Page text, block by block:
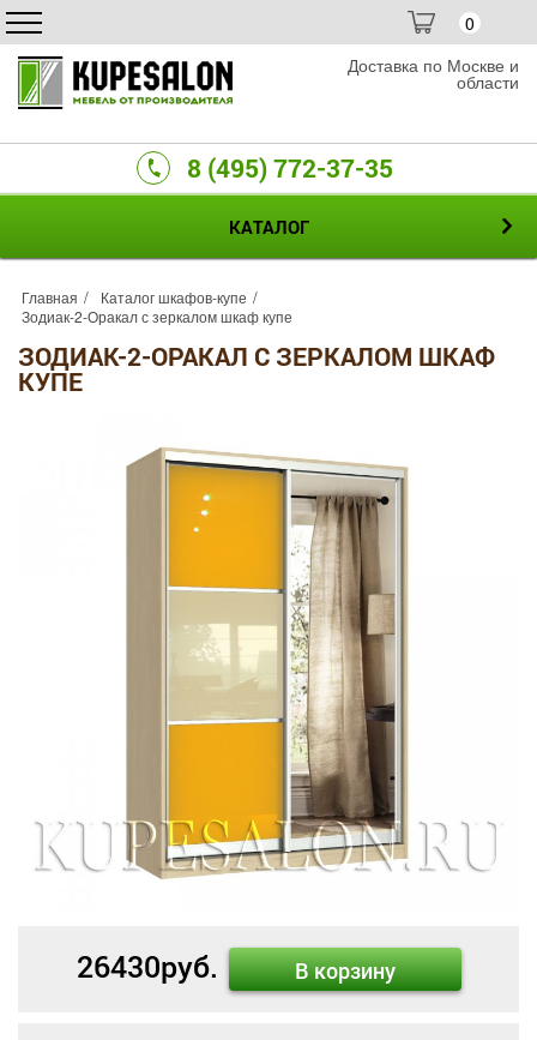
0
Доставка по Москве и
области
8 (495) 772-37-35
КАТАЛОГ
Главная
Каталог шкафов-купе
Зодиак-2-Оракал с зеркалом шкаф купе
ЗОДИАК-2-ОРАКАЛ С ЗЕРКАЛОМ ШКАФ
КУПЕ
26430руб. В корзину